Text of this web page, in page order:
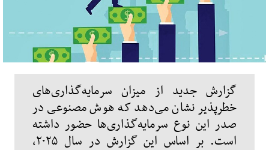
گزارش جدید از میزان سرمایه‌گذاری‌های
خطرپذیر نشان می‌دهد که هوش مصنوعی در
صدر این نوع سرمایه‌گذاری‌ها حضور داشته
است. بر اساس این گزارش در سال ۲۰۲۵،